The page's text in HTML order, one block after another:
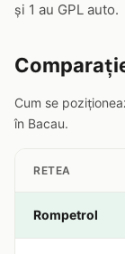
și 1 au GPL auto.
Cum se
în Bacau.
RETEA
Rompetrol